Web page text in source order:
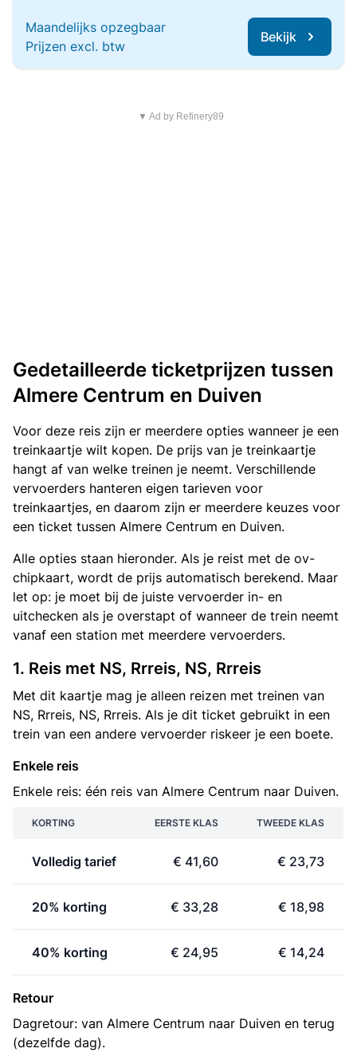
Maandelijks opzegbaar
Prijzen excl. btw
Bekijk
▼ Ad by Refinery89
Gedetailleerde ticketprijzen tussen
Almere Centrum en Duiven
Voor deze reis zijn er meerdere opties wanneer je een
treinkaartje wilt kopen. De prijs van je treinkaartje
hangt af van welke treinen je neemt. Verschillende
vervoerders hanteren eigen tarieven voor
treinkaartjes, en daarom zijn er meerdere keuzes voor
een ticket tussen Almere Centrum en Duiven.
Alle opties staan hieronder. Als je reist met de ov-
chipkaart, wordt de prijs automatisch berekend. Maar
let op: je moet bij de juiste vervoerder in- en
uitchecken als je overstapt of wanneer de trein neemt
vanaf een station met meerdere vervoerders.
1. Reis met NS, Rrreis, NS, Rrreis
Met dit kaartje mag je alleen reizen met treinen van
NS, Rrreis, NS, Rrreis. Als je dit ticket gebruikt in een
trein van een andere vervoerder riskeer je een boete.
Enkele reis
Enkele reis: één reis van Almere Centrum naar Duiven.
KORTING EERSTE KLAS TWEEDE KLAS
Volledig tarief € 41,60 € 23,73
20% korting € 33,28 € 18,98
40% korting € 24,95 € 14,24
Retour
Dagretour: van Almere Centrum naar Duiven en terug
(dezelfde dag).